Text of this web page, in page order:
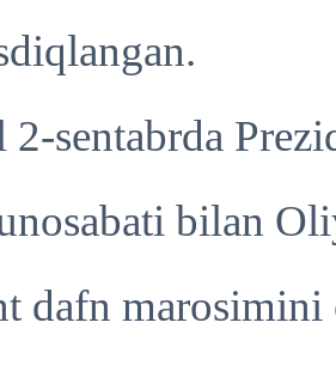
sentabrda
bilan
dafn marosimini